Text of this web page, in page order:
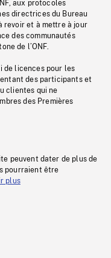
aux protocoles
directrices du Bureau
revoir et à mettre à jour
des communautés
de l’ONF.
de licences pour les
des participants et
clientes qui ne
des Premières
peuvent dater de plus de
pourraient être
plus